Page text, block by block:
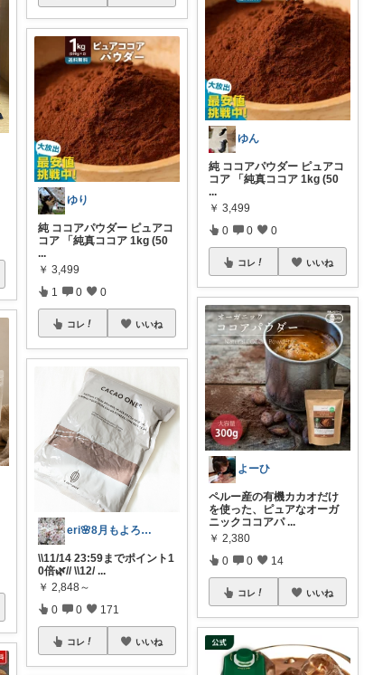
ゆり
純 ココアパウダー ピュアコ
コア 「純真ココア 1kg (50
...
￥ 3,499
1 0 0
コレ いいね
eri🌸8月もよろしくお願いします☺️
\\11/14 23:59までポイント1
0倍🌿// \\12/ ...
￥ 2,848～
0 0 171
コレ いいね
ゆん
純 ココアパウダー ピュアコ
コア 「純真ココア 1kg (50
...
￥ 3,499
0 0 0
コレ いいね
よーひ
ペルー産の有機カカオだけ
を使った、ピュアなオーガ
ニックココアパ ...
￥ 2,380
0 0 14
コレ いいね